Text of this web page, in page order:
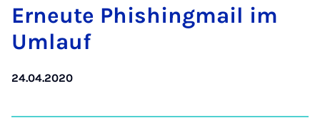
Er­neu­te Phi­shing­mail im
Um­lauf
24.04.2020